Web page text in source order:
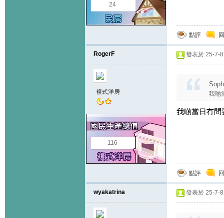
24
點評
RogerF
複式洋房
116
發表於 25-7-
我啲
我啲當日冇問
點評
wyakatrina 發表於 25-7-